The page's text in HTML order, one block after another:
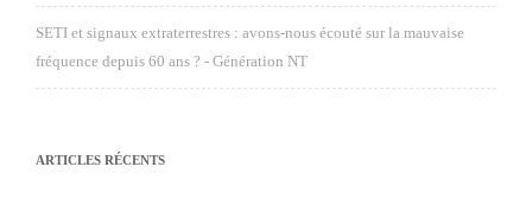
SETI et signaux extraterrestres : avons-nous écouté sur la mauvaise
fréquence depuis 60 ans ? - Génération NT
ARTICLES RÉCENTS